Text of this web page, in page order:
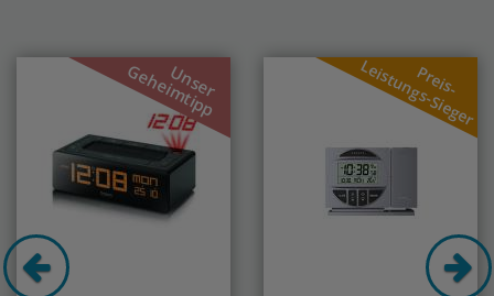
Unser
Geheimtipp Preis-
Leistungs-Sieger
Previous